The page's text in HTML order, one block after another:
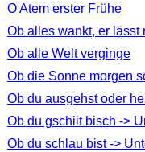
O Atem erster Frühe
Ob alles wankt, er lässt
Ob alle Welt verginge
Ob die Sonne morgen
Ob du ausgehst oder
Ob du gschiit bisch ->
Ob du schlau bist ->